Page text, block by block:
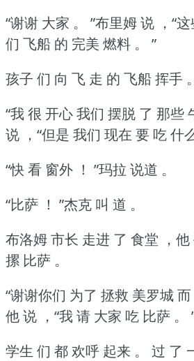
“谢谢 大家 。
”布里姆 说 ，“
们 飞船 的 完美 燃料 。
”
孩子 们 向 飞 走 的 飞船 挥手 。
“我 很 开心 我们 摆脱 了 那些
说 ，“但是 我们 现在 要 吃 什
“快 看 窗外 ！ ”玛拉 说道 。
“比萨 ！ ”杰克 叫 道 。
布洛姆 市长 走进 了 食堂 ，
摞 比萨 。
“谢谢你们 为了 拯救 美罗城 而
他 说 ，“我 请 大家 吃 比萨 。
学生 们 都 欢呼 起来 。
过 了